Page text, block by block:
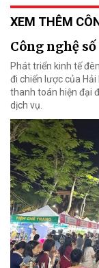
XEM THÊM
Công nghệ
Phát triển kinh tế
đi chiến lược của
thanh toán hiện đại
dịch vụ.